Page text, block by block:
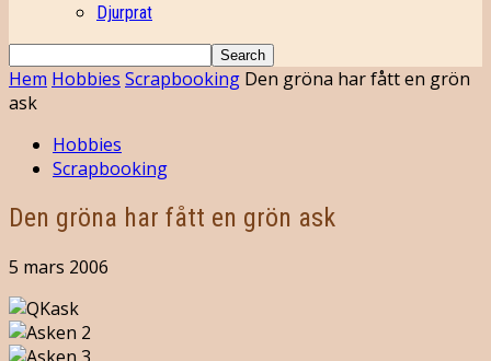
Djurprat
Hem Hobbies Scrapbooking Den gröna har fått en grön
ask
Hobbies
Scrapbooking
Den gröna har fått en grön ask
5 mars 2006